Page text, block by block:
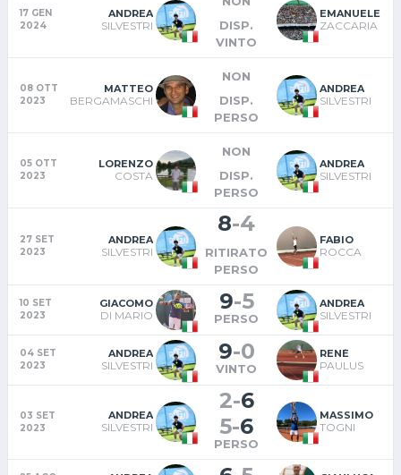
17 GEN
2024
ANDREA
SILVESTRI
DISP.
VINTO
EMANUELE
ZACCARIA
08 OTT
2023
MATTEO
BERGAMASCHI
NON
DISP.
PERSO
ANDREA
SILVESTRI
05 OTT
2023
LORENZO
COSTA
NON
DISP.
PERSO
ANDREA
SILVESTRI
27 SET
2023
ANDREA
SILVESTRI
8-4
RITIRATO
PERSO
FABIO
ROCCA
10 SET
2023
GIACOMO
DI MARIO
9-5
PERSO
ANDREA
SILVESTRI
04 SET
2023
ANDREA
SILVESTRI
9-0
VINTO
RENÉ
PAULUS
03 SET
2023
ANDREA
SILVESTRI
2-6
5-6
PERSO
MASSIMO
TOGNI